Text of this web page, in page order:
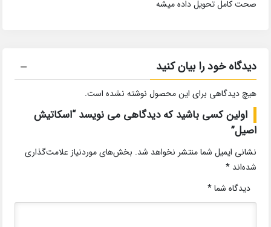
صحت کامل تحویل داده میشه
دیدگاه خود را بیان کنید
هیچ دیدگاهی برای این محصول نوشته نشده است.
اولین کسی باشید که دیدگاهی می نویسد “اسکاتیش
اصیل”
نشانی ایمیل شما منتشر نخواهد شد. بخش‌های موردنیاز علامت‌گذاری
شده‌اند*
دیدگاه شما*